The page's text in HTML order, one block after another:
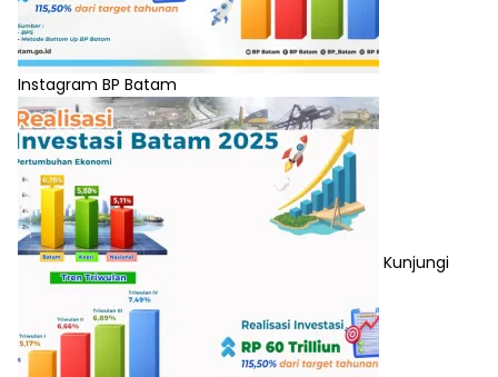
Instagram BP Batam
Kunjungi